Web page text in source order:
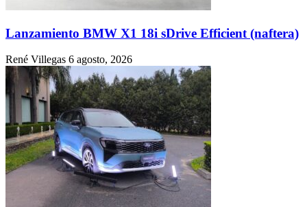
Lanzamiento BMW X1 18i sDrive Efficient (naftera)
René Villegas 6 agosto, 2026